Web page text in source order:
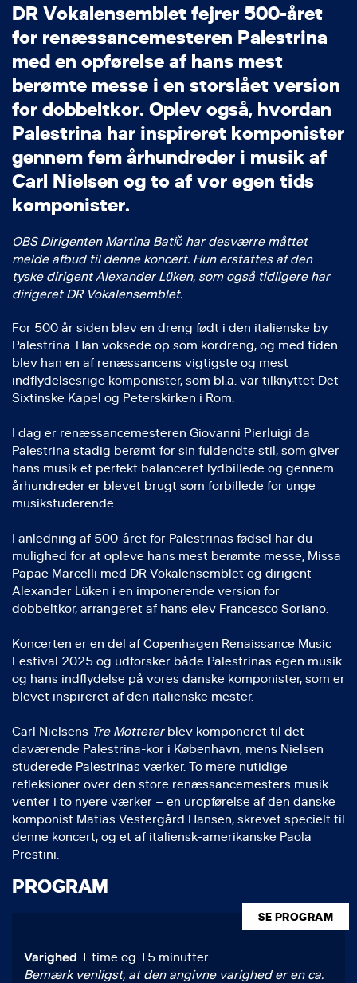
DR Vokalensemblet fejrer 500-året
for renæssancemesteren Palestrina
med en opførelse af hans mest
berømte messe i en storslået version
for dobbeltkor. Oplev også, hvordan
Palestrina har inspireret komponister
gennem fem århundreder i musik af
Carl Nielsen og to af vor egen tids
komponister.
OBS Dirigenten Martina Batič har desværre måttet
melde afbud til denne koncert. Hun erstattes af den
tyske dirigent Alexander Lüken, som også tidligere har
dirigeret DR Vokalensemblet.
For 500 år siden blev en dreng født i den italienske by
Palestrina. Han voksede op som kordreng, og med tiden
blev han en af renæssancens vigtigste og mest
indflydelsesrige komponister, som bl.a. var tilknyttet Det
Sixtinske Kapel og Peterskirken i Rom.
I dag er renæssancemesteren Giovanni Pierluigi da
Palestrina stadig berømt for sin fuldendte stil, som giver
hans musik et perfekt balanceret lydbillede og gennem
århundreder er blevet brugt som forbillede for unge
musikstuderende.
I anledning af 500-året for Palestrinas fødsel har du
mulighed for at opleve hans mest berømte messe, Missa
Papae Marcelli med DR Vokalensemblet og dirigent
Alexander Lüken i en imponerende version for
dobbeltkor, arrangeret af hans elev Francesco Soriano.
Koncerten er en del af Copenhagen Renaissance Music
Festival 2025 og udforsker både Palestrinas egen musik
og hans indflydelse på vores danske komponister, som er
blevet inspireret af den italienske mester.
Carl Nielsens Tre Motteterblev komponeret til det
daværende Palestrina-kor i København, mens Nielsen
studerede Palestrinas værker. To mere nutidige
refleksioner over den store renæssancemesters musik
venter i to nyere værker – en uropførelse af den danske
komponist Matias Vestergård Hansen, skrevet specielt til
denne koncert, og et af italiensk-amerikanske Paola
Prestini.
PROGRAM
SE PROGRAM
Varighed 1 time og 15 minutter
Bemærk venligst, at den angivne varighed er en ca.